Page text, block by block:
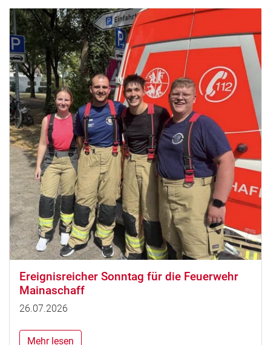
Ereignisreicher Sonntag für die Feuerwehr
Mainaschaff
26.07.2026
Mehr lesen